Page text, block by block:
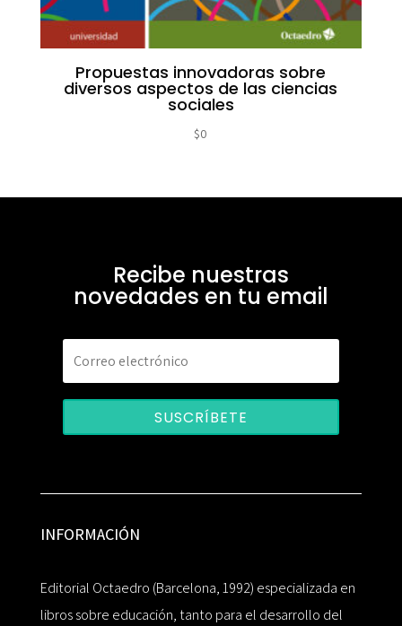
Propuestas innovadoras sobre
diversos aspectos de las ciencias
sociales
$0
Recibe nuestras
novedades en tu email
SUSCRÍBETE
INFORMACIÓN
Editorial Octaedro (Barcelona, 1992) especializada en
libros sobre educación, tanto para el desarrollo del